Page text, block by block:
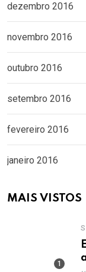
dezembro 2016
novembro 2016
outubro 2016
setembro 2016
fevereiro 2016
janeiro 2016
MAIS VISTOS